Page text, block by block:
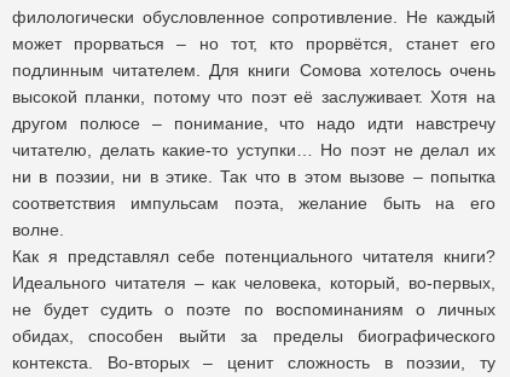
филологически обусловленное сопротивление. Не каждый
может прорваться – но тот, кто прорвётся, станет его
подлинным читателем. Для книги Сомова хотелось очень
высокой планки, потому что поэт её заслуживает. Хотя на
другом полюсе – понимание, что надо идти навстречу
читателю, делать какие-то уступки… Но поэт не делал их
ни в поэзии, ни в этике. Так что в этом вызове – попытка
соответствия импульсам поэта, желание быть на его
волне.
Как я представлял себе потенциального читателя книги?
Идеального читателя – как человека, который, во-первых,
не будет судить о поэте по воспоминаниям о личных
обидах, способен выйти за пределы биографического
контекста. Во-вторых – ценит сложность в поэзии, ту